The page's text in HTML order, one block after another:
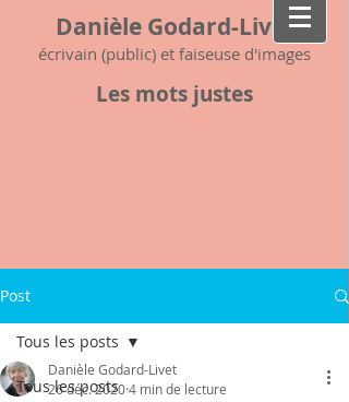
Danièle Godard-Livet
écrivain (public) et faiseuse d'images
Les mots justes
Post
Tous les posts
Tous les posts
Danièle Godard-Livet
26 déc. 20204 min de lecture